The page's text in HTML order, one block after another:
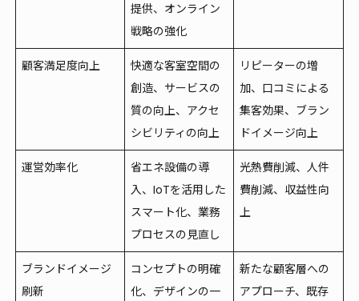
提供、オンライン
戦略の強化
顧客満足度向上
快適な客室空間の
創造、サービスの
質の向上、アクセ
シビリティの向上
リピーターの増
加、口コミによる
集客効果、ブラン
ドイメージ向上
運営効率化
省エネ設備の導
入、IoTを活用した
スマート化、業務
プロセスの見直し
光熱費削減、人件
費削減、収益性向
上
ブランドイメージ
刷新
コンセプトの明確
化、デザインの一
新たな顧客層への
アプローチ、既存